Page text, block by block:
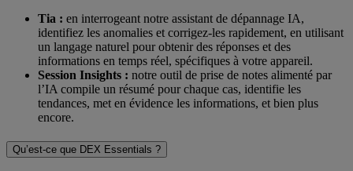
Tia : en interrogeant notre assistant de dépannage IA,
identifiez les anomalies et corrigez-les rapidement, en utilisant
un langage naturel pour obtenir des réponses et des
informations en temps réel, spécifiques à votre appareil.
Session Insights : notre outil de prise de notes alimenté par
l’IA compile un résumé pour chaque cas, identifie les
tendances, met en évidence les informations, et bien plus
encore.
Qu’est-ce que DEX Essentials ?